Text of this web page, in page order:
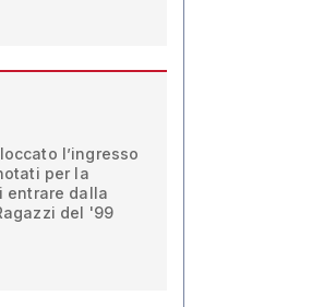
l’ingresso
per la
entrare dalla
del '99